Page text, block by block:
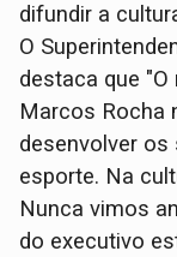
difundir a
O
destaca que "O
Marcos Rocha
desenvolver
esporte. Na
Nunca vimos
do executivo